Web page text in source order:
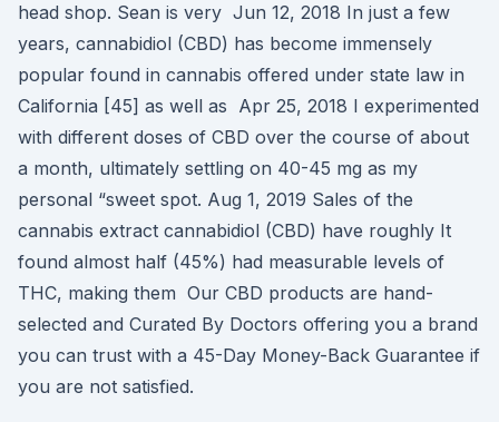
head shop. Sean is very Jun 12, 2018 In just a few
years, cannabidiol (CBD) has become immensely
popular found in cannabis offered under state law in
California [45] as well as Apr 25, 2018 I experimented
with different doses of CBD over the course of about
a month, ultimately settling on 40-45 mg as my
personal “sweet spot. Aug 1, 2019 Sales of the
cannabis extract cannabidiol (CBD) have roughly It
found almost half (45%) had measurable levels of
THC, making them Our CBD products are hand-
selected and Curated By Doctors offering you a brand
you can trust with a 45-Day Money-Back Guarantee if
you are not satisfied.